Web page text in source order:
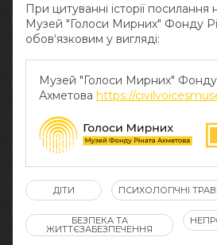
При цитуванні історії
Музей "Голоси Мирних" Фонду
обов‘язковим у вигляді:
Музей "Голоси Мирних" Фонду
Ахметова https://
ДІТИ ПСИХОЛОГІЧНІ
БЕЗПЕКА ТА
ЖИТТЄЗАБЕЗПЕЧЕННЯ